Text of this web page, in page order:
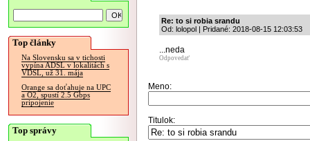
Top články
Na Slovensku sa v tichosti
vypína ADSL v lokalitách s
VDSL, už 31. mája
Orange sa doťahuje na UPC
a O2, spustí 2.5 Gbps
pripojenie
Top správy
Re: to si robia srandu
Od: lolopol | Pridané: 2018-08-15 12:03:53
...neda
Odpovedať
Meno:
Titulok: